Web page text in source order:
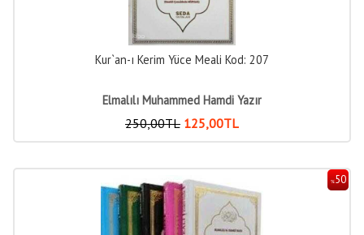
Kur`an-ı Kerim Yüce Meali Kod: 207
Elmalılı Muhammed Hamdi Yazır
250,00TL 125,00TL
%50